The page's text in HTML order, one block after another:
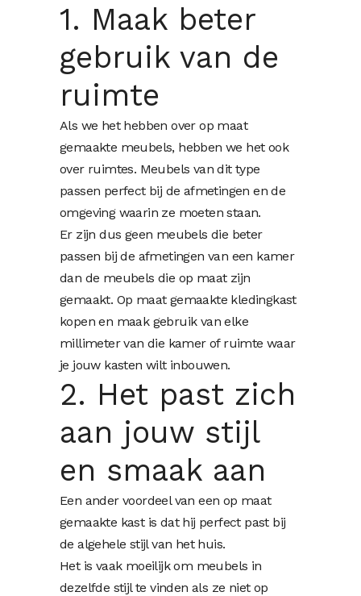
1. Maak beter
gebruik van de
ruimte
Als we het hebben over op maat
gemaakte meubels, hebben we het ook
over ruimtes. Meubels van dit type
passen perfect bij de afmetingen en de
omgeving waarin ze moeten staan.
Er zijn dus geen meubels die beter
passen bij de afmetingen van een kamer
dan de meubels die op maat zijn
gemaakt. Op maat gemaakte kledingkast
kopen en maak gebruik van elke
millimeter van die kamer of ruimte waar
je jouw kasten wilt inbouwen.
2. Het past zich
aan jouw stijl
en smaak aan
Een ander voordeel van een op maat
gemaakte kast is dat hij perfect past bij
de algehele stijl van het huis.
Het is vaak moeilijk om meubels in
dezelfde stijl te vinden als ze niet op